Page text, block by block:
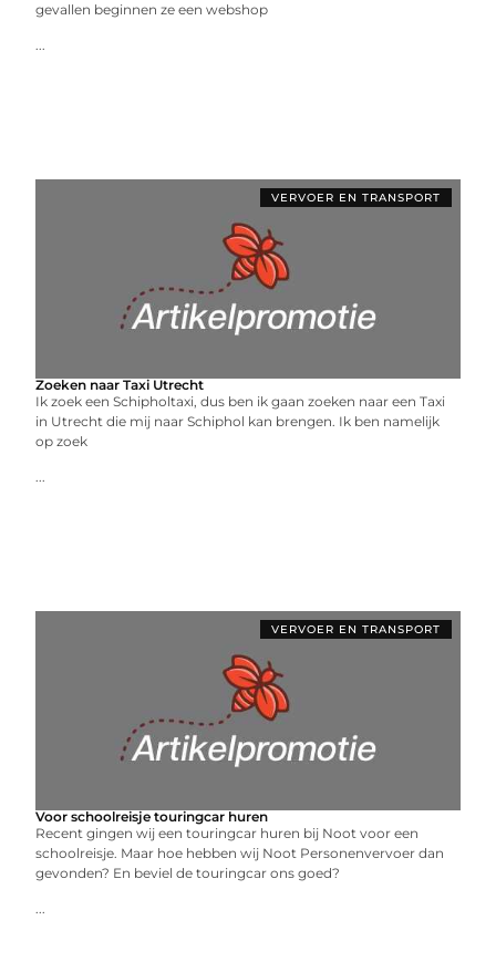
gevallen beginnen ze een webshop
...
VERVOER EN TRANSPORT
Zoeken naar Taxi Utrecht
Ik zoek een Schipholtaxi, dus ben ik gaan zoeken naar een Taxi
in Utrecht die mij naar Schiphol kan brengen. Ik ben namelijk
op zoek
...
VERVOER EN TRANSPORT
Voor schoolreisje touringcar huren
Recent gingen wij een touringcar huren bij Noot voor een
schoolreisje. Maar hoe hebben wij Noot Personenvervoer dan
gevonden? En beviel de touringcar ons goed?
...